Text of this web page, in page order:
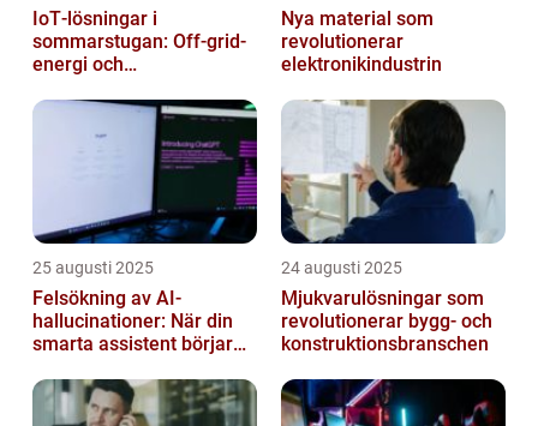
IoT‑lösningar i
sommarstugan: Off‑grid-
energi och
Nya material som
revolutionerar
elektronikindustrin
25 augusti 2025
Felsökning av AI-
hallucinationer: När din
smarta assistent börjar
24 augusti 2025
Mjukvarulösningar som
revolutionerar bygg- och
konstruktionsbranschen